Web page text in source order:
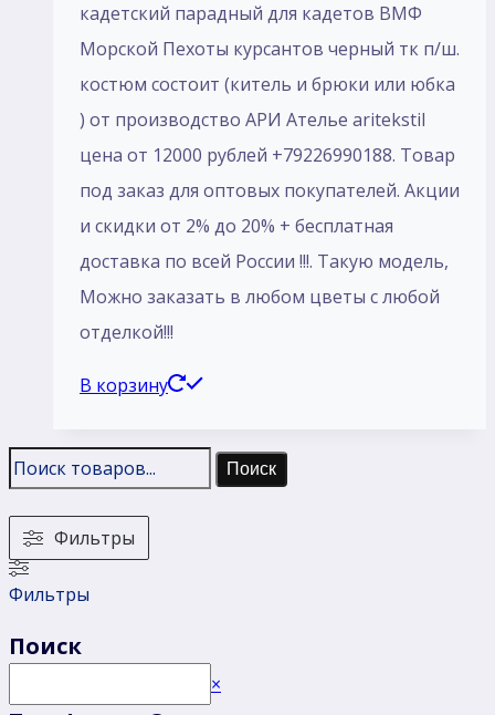
кадетский парадный для кадетов ВМФ
Морской Пехоты курсантов черный тк п/ш.
костюм состоит (китель и брюки или юбка
) от производство АРИ Ателье aritekstil
цена от 12000 рублей +79226990188. Товар
под заказ для оптовых покупателей. Акции
и скидки от 2% до 20% + бесплатная
доставка по всей России !!!. Такую модель,
Mожно заказать в любом цветы с любой
отделкой!!!
В корзину
Поиск
Фильтры
Фильтры
Поиск
×